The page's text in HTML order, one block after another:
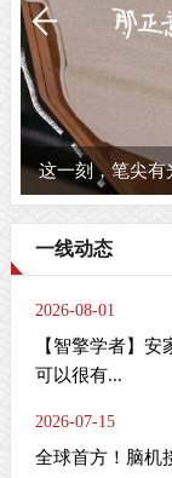
这一刻，笔尖有
一线动态
2026-08-01
【智擎学者】
可以很有...
2026-07-15
全球首方！脑机